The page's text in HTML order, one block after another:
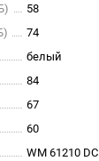
58
74
белый
84
67
60
WM 61210